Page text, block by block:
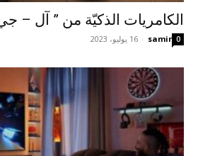
الكامريات الذكيّة من ” آل –
samir
- 16 يوليو، 2023 0